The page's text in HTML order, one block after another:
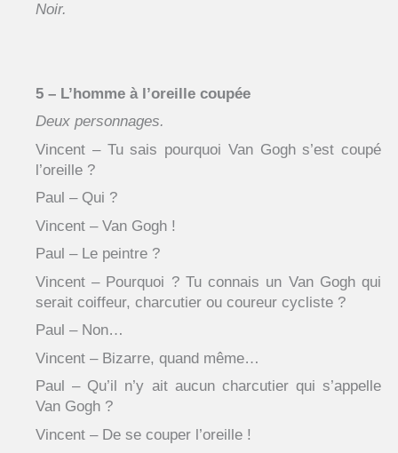
Noir.
5 – L’homme à l’oreille coupée
Deux personnages.
Vincent – Tu sais pourquoi Van Gogh s’est coupé
l’oreille ?
Paul – Qui ?
Vincent – Van Gogh !
Paul – Le peintre ?
Vincent – Pourquoi ? Tu connais un Van Gogh qui
serait coiffeur, charcutier ou coureur cycliste ?
Paul – Non…
Vincent – Bizarre, quand même…
Paul – Qu’il n’y ait aucun charcutier qui s’appelle
Van Gogh ?
Vincent – De se couper l’oreille !